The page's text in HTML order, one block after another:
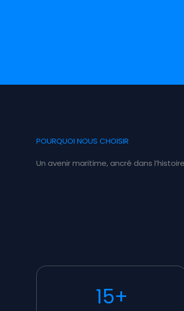
POURQUOI NOUS CHOISIR
Un avenir maritime, ancré dans
15+